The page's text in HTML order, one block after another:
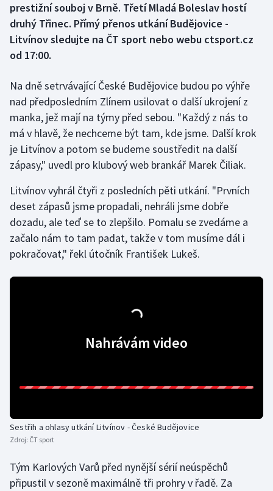
Florbal
Futsal
Gymnastika
Házená
Jezdectví
Judo
Krasobruslení
Lezení
Lyže a snowboard
Plavání
Ragby
prestižní souboj v Brně. Třetí Mladá Boleslav hostí
druhý Třinec. Přímý přenos utkání Budějovice -
Litvínov sledujte na ČT sport nebo webu ctsport.cz
od 17:00.
Na dně setrvávající České Budějovice budou po výhře
nad předposledním Zlínem usilovat o další ukrojení z
manka, jež mají na týmy před sebou. "Každý z nás to
má v hlavě, že nechceme být tam, kde jsme. Další krok
je Litvínov a potom se budeme soustředit na další
zápasy," uvedl pro klubový web brankář Marek Čiliak.
Litvínov vyhrál čtyři z posledních pěti utkání. "Prvních
deset zápasů jsme propadali, nehráli jsme dobře
dozadu, ale teď se to zlepšilo. Pomalu se zvedáme a
začalo nám to tam padat, takže v tom musíme dál i
pokračovat," řekl útočník František Lukeš.
Nahrávám video
Sestřih a ohlasy utkání Litvínov - České Budějovice
Zdroj: ČT sport
Tým Karlových Varů před nynější sérií neúspěchů
připustil v sezoně maximálně tři prohry v řadě. Za